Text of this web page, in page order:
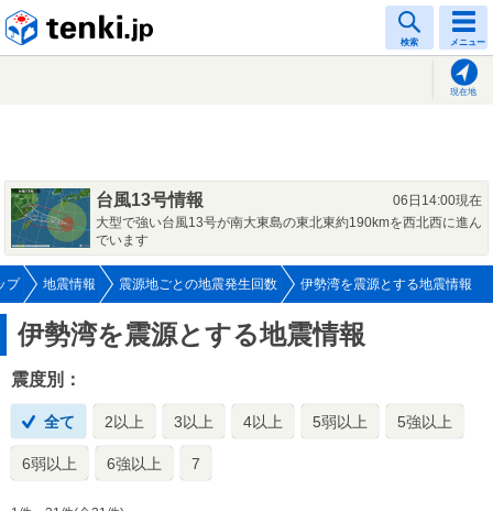
検索 メニュー
現在地
台風13号情報
06日14:00現在
大型で強い台風13号が南大東島の東北東約190kmを西北西に進ん
でいます
プ 地震情報 震源地ごとの地震発生回数 伊勢湾を震源とする地震情報
伊勢湾を震源とする地震情報
震度別：
全て 2以上 3以上 4以上 5弱以上 5強以上
6弱以上 6強以上 7